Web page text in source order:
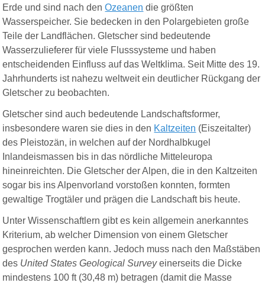
Erde und sind nach denOzeanen die größten
Wasserspeicher. Sie bedecken in den Polargebieten große
Teile der Landflächen. Gletscher sind bedeutende
Wasserzulieferer für viele Flusssysteme und haben
entscheidenden Einfluss auf das Weltklima. Seit Mitte des 19.
Jahrhunderts ist nahezu weltweit ein deutlicher Rückgang der
Gletscher zu beobachten.
Gletscher sind auch bedeutende Landschaftsformer,
insbesondere waren sie dies in den Kaltzeiten (Eiszeitalter)
des Pleistozän, in welchen auf der Nordhalbkugel
Inlandeismassen bis in das nördliche Mitteleuropa
hineinreichten. Die Gletscher der Alpen, die in den Kaltzeiten
sogar bis ins Alpenvorland vorstoßen konnten, formten
gewaltige Trogtäler und prägen die Landschaft bis heute.
Unter Wissenschaftlern gibt es kein allgemein anerkanntes
Kriterium, ab welcher Dimension von einem Gletscher
gesprochen werden kann. Jedoch muss nach den Maßstäben
des United States Geological Surveyeinerseits die Dicke
mindestens 100 ft(30,48 m) betragen (damit die Masse